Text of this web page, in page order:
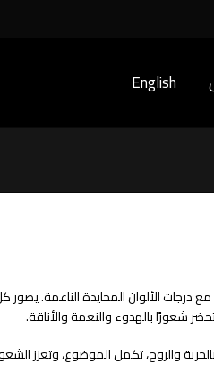
English
مع درجات الألوان المحايدة الناعمة.
شعورًا بالهدوء والنعمة والأناقة.
والروح، تكمل الموضوع، وتعزز